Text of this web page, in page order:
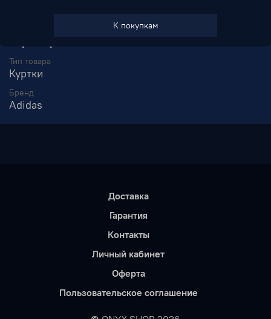
Тип товара
Куртки
Бренд
Adidas
Доставка
Гарантия
Контакты
Личный кабинет
Оферта
Пользовательское соглашение
К покупкам